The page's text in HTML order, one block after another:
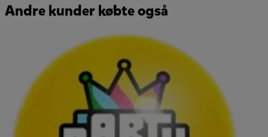
Andre kunder købte også